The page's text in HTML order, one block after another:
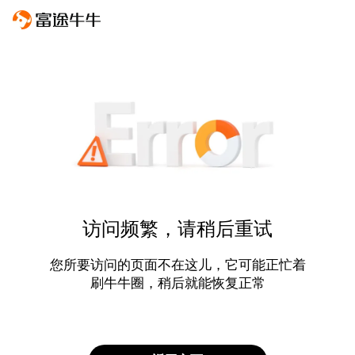
访问频繁，请稍后重试
您所要访问的页面不在这儿，它可能正忙着
刷牛牛圈，稍后就能恢复正常